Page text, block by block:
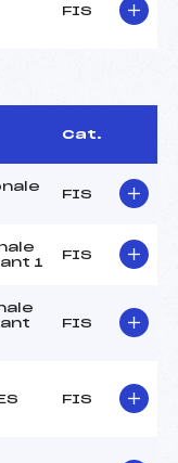
FIS
Cat.
FIS
1
FIS
FIS
FIS